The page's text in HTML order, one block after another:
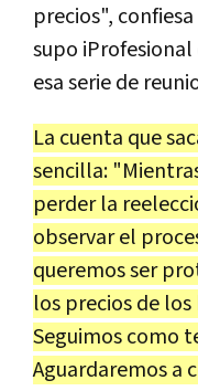
precios",
supo iProfesional
esa serie de
La cuenta que
sencilla:
perder la
observar el
queremos ser
los precios de
Seguimos como
Aguardaremos a